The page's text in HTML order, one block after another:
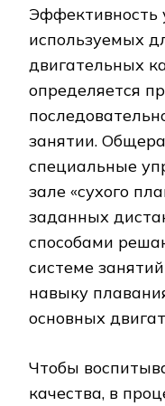
Эффективность
используемых
двигательных
определяется
занятии.
специальные
зале «сухого
заданных
способами
системе
навыку
основных
Чтобы
качества, в